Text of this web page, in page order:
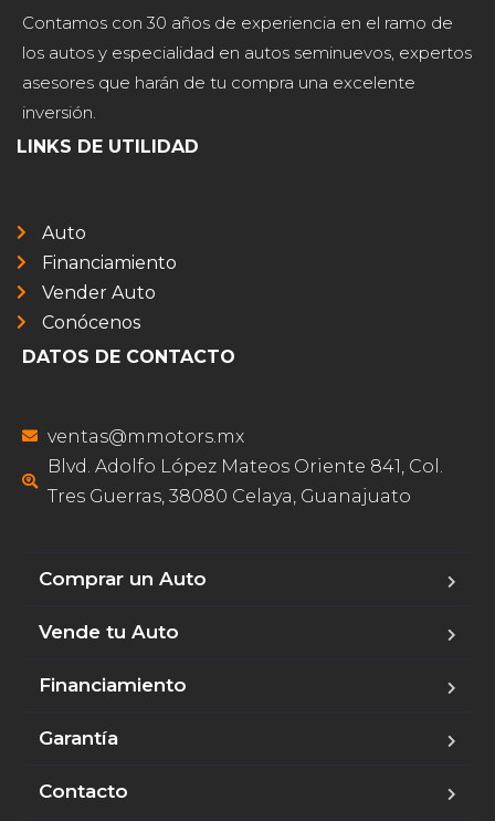
Contamos con 30 años de experiencia en el ramo de
los autos y especialidad en autos seminuevos, expertos
asesores que harán de tu compra una excelente
inversión.
LINKS DE UTILIDAD
Auto
Financiamiento
Vender Auto
Conócenos
DATOS DE CONTACTO
ventas@mmotors.mx
Blvd. Adolfo López Mateos Oriente 841, Col.
Tres Guerras, 38080 Celaya, Guanajuato
Comprar un Auto
Vende tu Auto
Financiamiento
Garantía
Contacto